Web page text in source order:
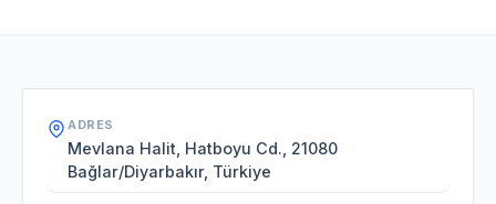
ADRES
Mevlana Halit, Hatboyu Cd., 21080
Bağlar/Diyarbakır, Türkiye